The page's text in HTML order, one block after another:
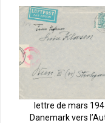
lettre de mars
Danemark vers